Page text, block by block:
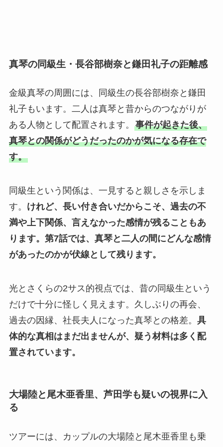
真琴の同級生・長谷部樹奈と鎌田礼子の距離感
金級真琴の周囲には、同級生の長谷部樹奈と鎌田
礼子もいます。二人は真琴と昔からのつながりが
ある人物として配置されます。 事件が起きた後、
真琴との関係がどうだったのかが気になる存在で
す。
同級生という関係は、一見すると親しさを示しま
す。 けれど、長い付き合いだからこそ、過去の不
満や上下関係、言えなかった感情が残ることもあ
ります。 第7話では、真琴と二人の間にどんな感情
があったのかが伏線として残ります。
光とさくらの2サス的視点では、昔の同級生という
だけで十分に怪しく見えます。久しぶりの再会、
過去の因縁、社長夫人になった真琴との格差。 具
体的な真相はまだ出ませんが、疑う材料は多く配
置されています。
大場陸と尾木亜香里、芦田学も疑いの視界に入
る
ツアーには、カップルの大場陸と尾木亜香里も乗